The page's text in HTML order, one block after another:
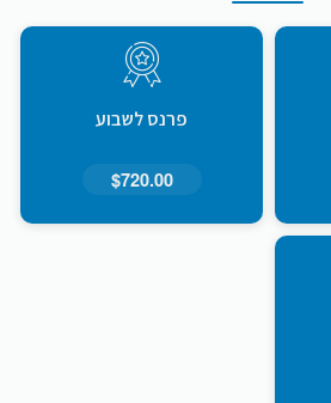
פרנס לשבוע
$720.00